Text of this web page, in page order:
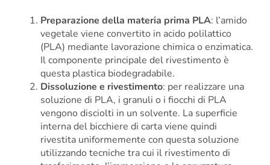
Preparazione della materia prima PLA: l’amido
vegetale viene convertito in acido polilattico
(PLA) mediante lavorazione chimica o enzimatica.
Il componente principale del rivestimento è
questa plastica biodegradabile.
Dissoluzione e rivestimento: per realizzare una
soluzione di PLA, i granuli o i fiocchi di PLA
vengono disciolti in un solvente. La superficie
interna del bicchiere di carta viene quindi
rivestita uniformemente con questa soluzione
utilizzando tecniche tra cui il rivestimento di